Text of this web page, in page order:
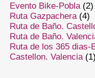
Evento Bike-Pobla (2)
Ruta Gazpachera (4)
Ruta de Baño.
Ruta de Baño.
Ruta de los 365 dias-
Castellon. Valencia (1)